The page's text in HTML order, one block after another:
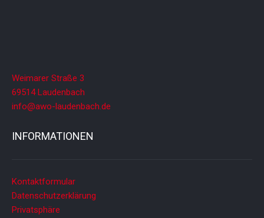
Weimarer Straße 3
69514 Laudenbach
info@awo-laudenbach.de
INFORMATIONEN
Kontaktformular
Datenschutzerklärung
Privatsphäre